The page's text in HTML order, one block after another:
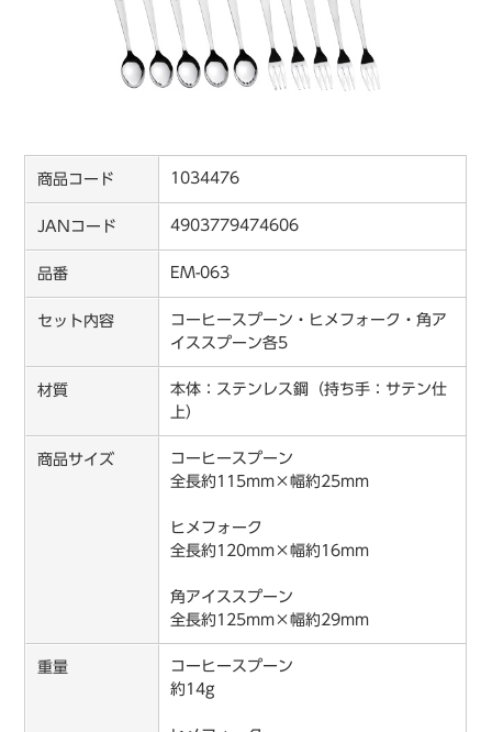
商品コード 1034476
JANコード 4903779474606
品番 EM-063
セット内容
コーヒースプーン・ヒメフォーク・角ア
イススプーン各5
材質
本体：ステンレス鋼（持ち手：サテン仕
上）
商品サイズ
コーヒースプーン
全長約115mm×幅約25mm
ヒメフォーク
全長約120mm×幅約16mm
角アイススプーン
全長約125mm×幅約29mm
重量
コーヒースプーン
約14g